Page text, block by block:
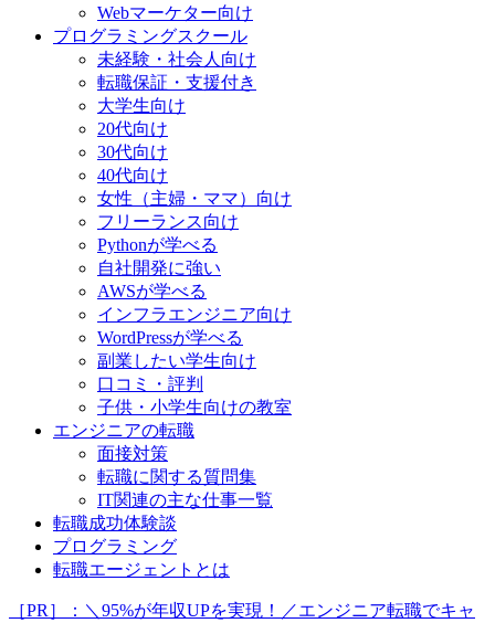
Webマーケター向け
プログラミングスクール
未経験・社会人向け
転職保証・支援付き
大学生向け
20代向け
30代向け
40代向け
女性（主婦・ママ）向け
フリーランス向け
Pythonが学べる
自社開発に強い
AWSが学べる
インフラエンジニア向け
WordPressが学べる
副業したい学生向け
口コミ・評判
子供・小学生向けの教室
エンジニアの転職
面接対策
転職に関する質問集
IT関連の主な仕事一覧
転職成功体験談
プログラミング
転職エージェントとは
［PR］：＼95%が年収UPを実現！／エンジニア転職でキャ